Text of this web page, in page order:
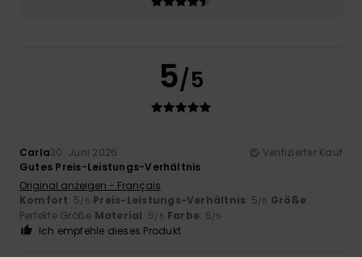
5/5
Carla30. Juni 2026
Verifizierter Kauf
Gutes Preis-Leistungs-Verhältnis
Original anzeigen - Français
Komfort: 5/5 Preis-Leistungs-Verhältnis: 5/5 Größe:
Perfekte Größe Material: 5/5 Farbe: 5/5
Ich empfehle dieses Produkt